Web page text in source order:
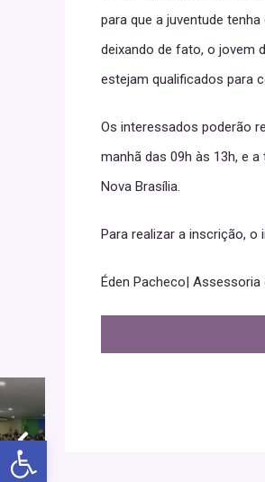
Abrir a barra de ferramentas
para que a juventude
deixando de fato, o jovem
estejam qualificados para
Os interessados poderão
manhã das 09h às 13h, e
Nova Brasília.
Para realizar a inscrição, o
Éden Pacheco|